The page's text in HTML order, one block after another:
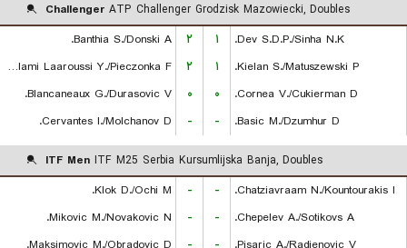
Challenger ATP Challenger Grodzisk Mazowiecki, Doubles
Banthia S./Donski A.
۲ ۱
Dev S.D.P./Sinha N.K.
Lalami Laaroussi Y./Pieczonka F.
۲ ۱
Kielan S./Matuszewski P.
Blancaneaux G./Durasovic V.
۰ ۰
Cornea V./Cukierman D.
Cervantes I./Molchanov D.
- - Basic M./Dzumhur D.
ITF Men ITF M25 Serbia Kursumlijska Banja, Doubles
Klok D./Ochi M.
- -
Chatziavraam N./Kountourakis I.
Mikovic M./Novakovic N.
- -
Chepelev A./Sotikovs A.